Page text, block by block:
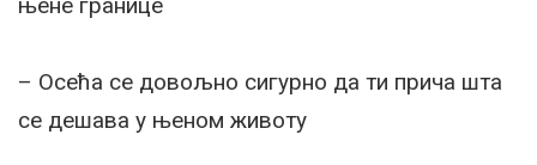
њене границе
– Осећа се довољно сигурно да ти прича шта
се дешава у њеном животу